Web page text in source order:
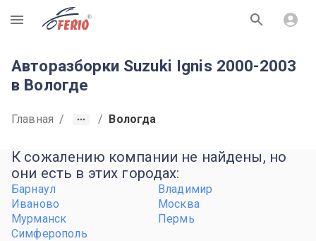
R
Авторазборки Suzuki Ignis 2000-2003
в Вологде
Главная / / Вологда
К сожалению компании не найдены, но
они есть в этих городах:
Барнаул
Владимир
Иваново
Москва
Мурманск
Пермь
Симферополь